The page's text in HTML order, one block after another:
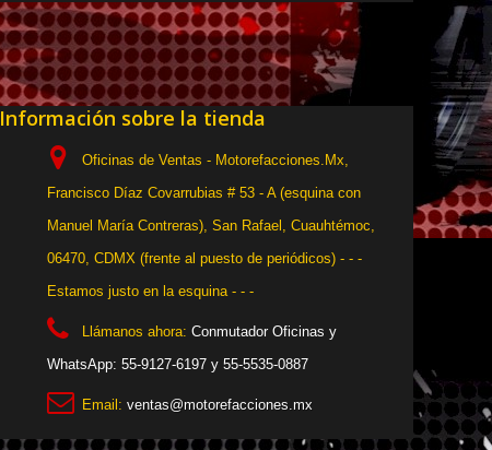
Información sobre la tienda
Oficinas de Ventas - Motorefacciones.Mx,
Francisco Díaz Covarrubias # 53 - A (esquina con
Manuel María Contreras), San Rafael, Cuauhtémoc,
06470, CDMX (frente al puesto de periódicos) - - -
Estamos justo en la esquina - - -
Llámanos ahora: Conmutador Oficinas y
WhatsApp: 55-9127-6197 y 55-5535-0887
Email: ventas@motorefacciones.mx